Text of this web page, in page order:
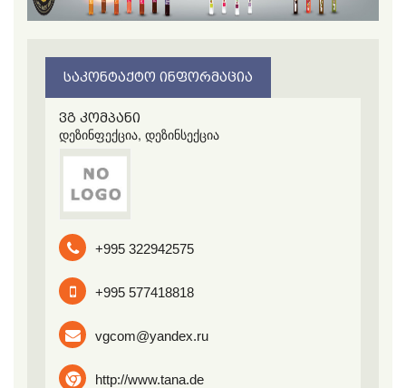
ᲡᲐᲙᲝᲜᲢᲐᲥᲢᲝ ᲘᲜᲤᲝᲠᲛᲐᲪᲘᲐ
ვგ კომპანი
დეზინფექცია, დეზინსექცია
+995 322942575
+995 577418818
vgcom@yandex.ru
http://www.tana.de